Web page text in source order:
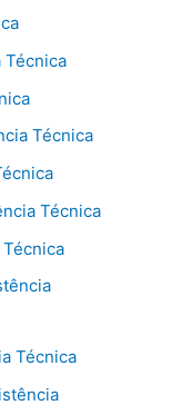
Técnica
Técnica
Técnica
Técnica